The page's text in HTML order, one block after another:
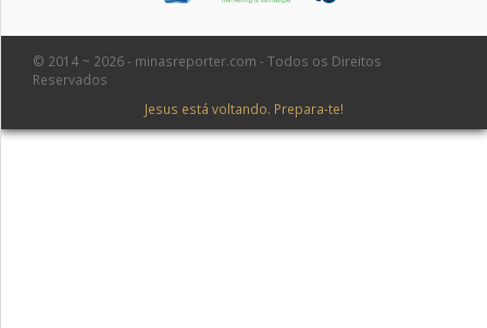
© 2014 ~ 2026 - minasreporter.com - Todos os Direitos
Reservados
Jesus está voltando. Prepara-te!